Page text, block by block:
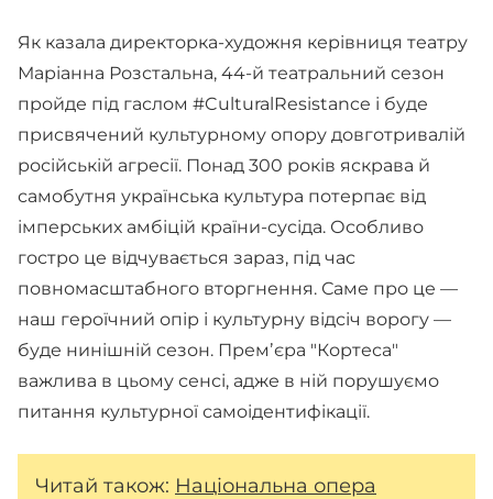
Як казала директорка-художня керівниця театру
Маріанна Розстальна, 44-й театральний сезон
пройде під гаслом #CulturalResistance і буде
присвячений культурному опору довготривалій
російській агресії. Понад 300 років яскрава й
самобутня українська культура потерпає від
імперських амбіцій країни-сусіда. Особливо
гостро це відчувається зараз, під час
повномасштабного вторгнення. Саме про це —
наш героїчний опір і культурну відсіч ворогу —
буде нинішній сезон. Премʼєра "Кортеса"
важлива в цьому сенсі, адже в ній порушуємо
питання культурної самоідентифікації.
Читай також: Національна опера